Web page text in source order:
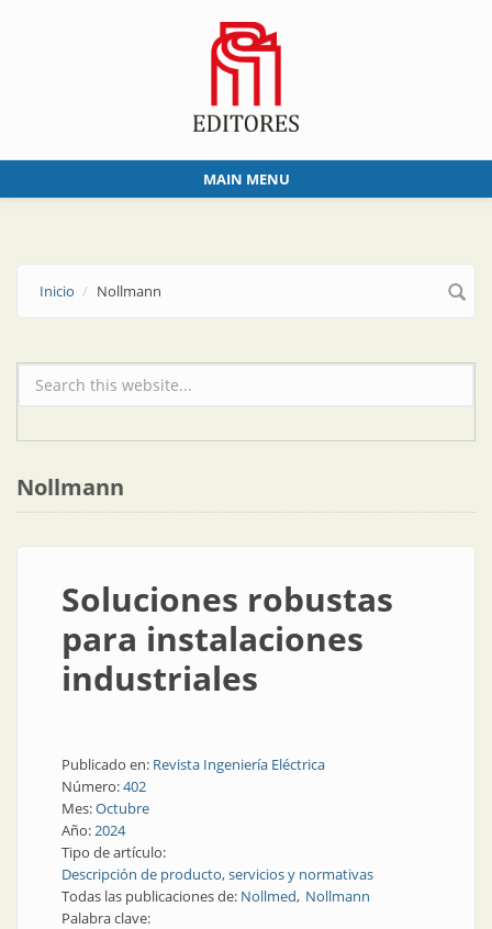
MAIN MENU
Inicio Nollmann
Formulario de búsqueda
Nollmann
Soluciones robustas
para instalaciones
industriales
Publicado en: Revista Ingeniería Eléctrica
Número:402
Mes:Octubre
Año:2024
Tipo de artículo:
Descripción de producto, servicios y normativas
Todas las publicaciones de: Nollmed Nollmann
Palabra clave: